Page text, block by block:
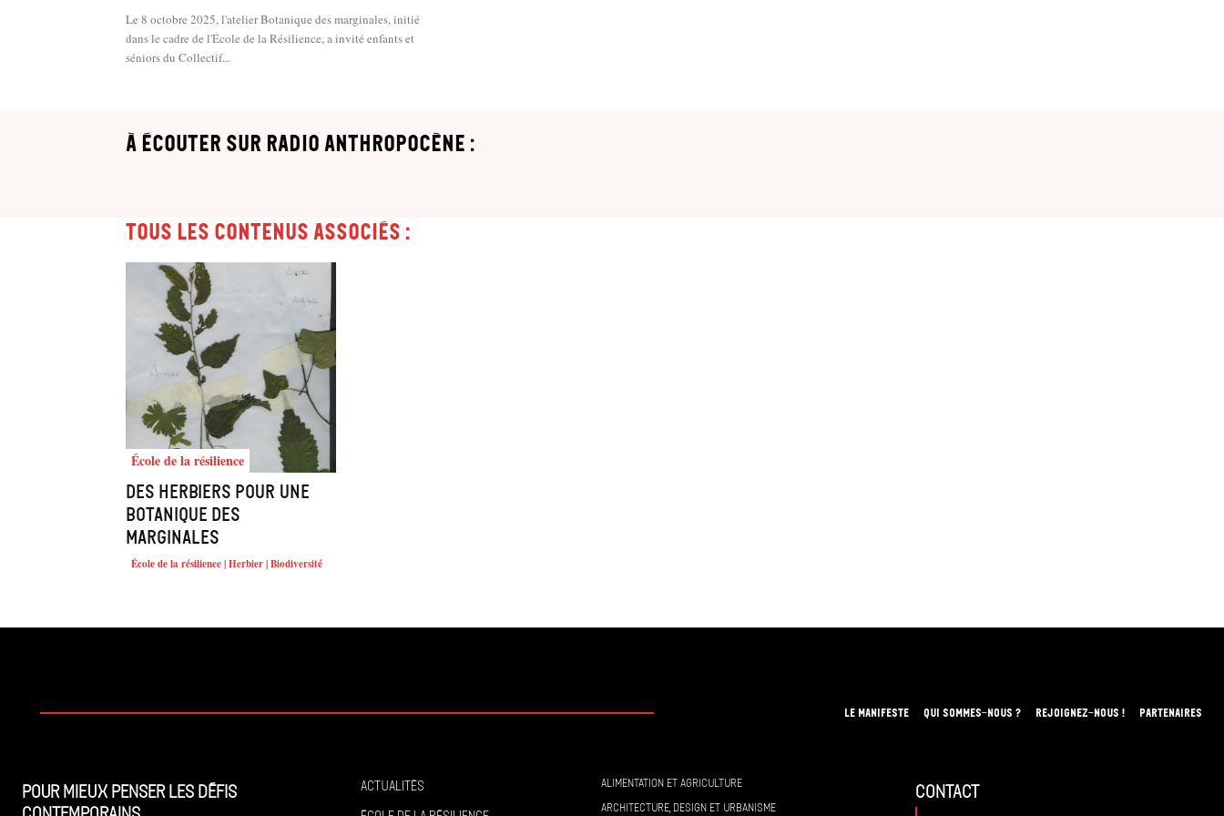
Le 8 octobre 2025, l'atelier Botanique des marginales, initié
dans le cadre de l'École de la Résilience, a invité enfants et
séniors du Collectif...
à écouter sur Radio Anthropocène :
Tous les contenus associés :
École de la résilience
Des herbiers pour une
Botanique des
marginales
École de la résilience | Herbier | Biodiversité
LE MANIFESTE QUI SOMMES-NOUS ? REJOIGNEZ-NOUS ! PARTENAIRES
Pour mieux penser les défis
Actualités
ALIMENTATION ET AGRICULTURE
ARCHITECTURE, DESIGN ET URBANISME
contact